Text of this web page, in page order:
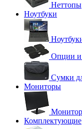
Неттопы
Ноутбуки
Опции и
Сумки
Мониторы
Комплектующие